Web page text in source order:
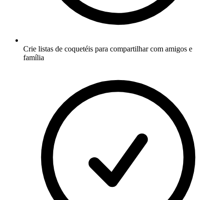
Crie listas de coquetéis para compartilhar com amigos e
família